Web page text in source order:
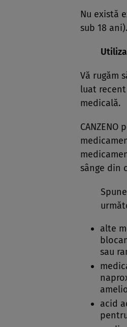
Nu există
sub 18
Vă rugăm
luat
medicală.
sânge din
alte
sau
acid